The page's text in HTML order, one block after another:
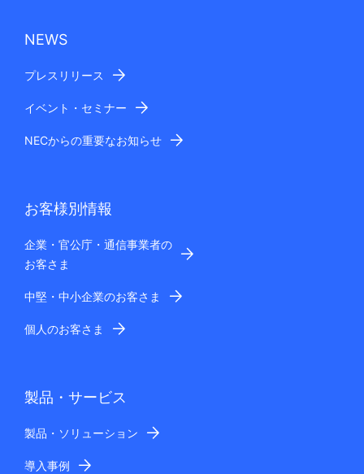
NEWS
プレスリリース
イベント・セミナー
NECからの重要なお知らせ
お客様別情報
企業・官公庁・通信事業者の
お客さま
中堅・中小企業のお客さま
個人のお客さま
製品・サービス
製品・ソリューション
導入事例